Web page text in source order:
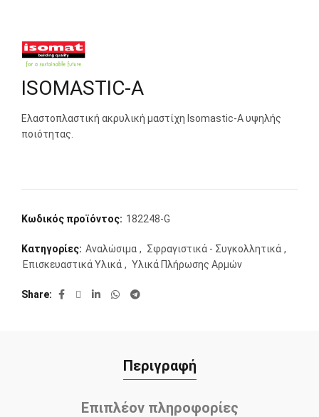
ISOMASTIC-A
Ελαστοπλαστική ακρυλική μαστίχη Isomastic-A υψηλής
ποιότητας.
Κωδικός προϊόντος: 182248-G
Κατηγορίες: Αναλώσιμα , Σφραγιστικά - Συγκολλητικά ,
Επισκευαστικά Υλικά , Υλικά Πλήρωσης Αρμών
Share
Περιγραφή
Επιπλέον πληροφορίες